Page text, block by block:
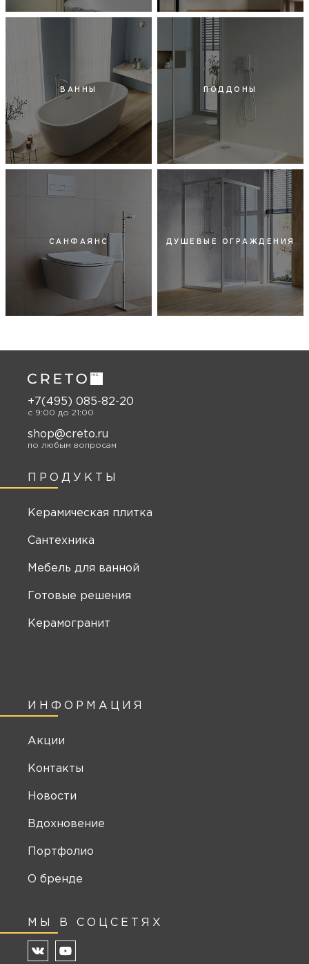
ВАННЫ ПОДДОНЫ
САНФАЯНС ДУШЕВЫЕ ОГРАЖДЕНИЯ
ИНФОРМАЦИЯ
Акции
Контакты
Новости
Вдохновение
Портфолио
О бренде
МЫ В СОЦСЕТЯХ
ПРОДУКТЫ
Керамическая плитка
Сантехника
Мебель для ванной
Готовые решения
Керамогранит
+7(495) 085-82-20
c 9:00 до 21:00
shop@creto.ru
по любым вопросам